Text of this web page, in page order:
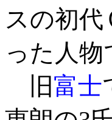
スの初代
った人
旧富士